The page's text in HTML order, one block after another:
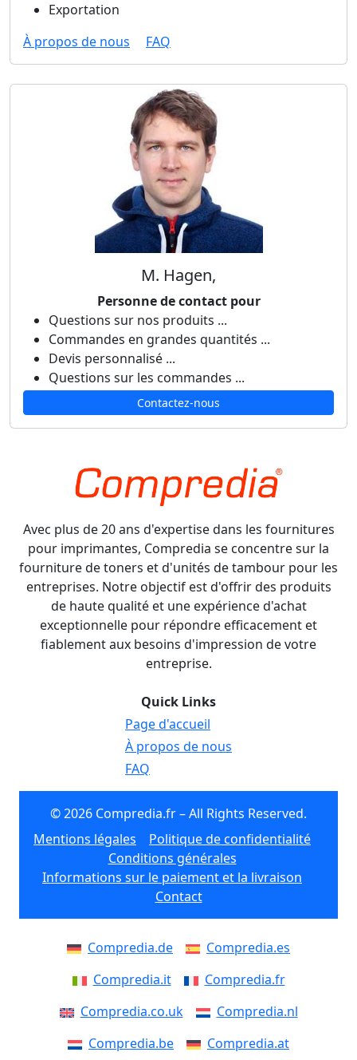
Exportation
À propos de nous
FAQ
M. Hagen,
Personne de contact pour
Questions sur nos produits ...
Commandes en grandes quantités ...
Devis personnalisé ...
Questions sur les commandes ...
Contactez-nous
Avec plus de 20 ans d'expertise dans les fournitures
pour imprimantes, Compredia se concentre sur la
fourniture de toners et d'unités de tambour pour les
entreprises. Notre objectif est d'offrir des produits
de haute qualité et une expérience d'achat
exceptionnelle pour répondre efficacement et
fiablement aux besoins d'impression de votre
entreprise.
Quick Links
Page d'accueil
À propos de nous
FAQ
© 2026 Compredia.fr – All Rights Reserved.
Mentions légales
Politique de confidentialité
Conditions générales
Informations sur le paiement et la livraison
Contact
Compredia.de
Compredia.es
Compredia.it
Compredia.fr
Compredia.co.uk
Compredia.nl
Compredia.be
Compredia.at